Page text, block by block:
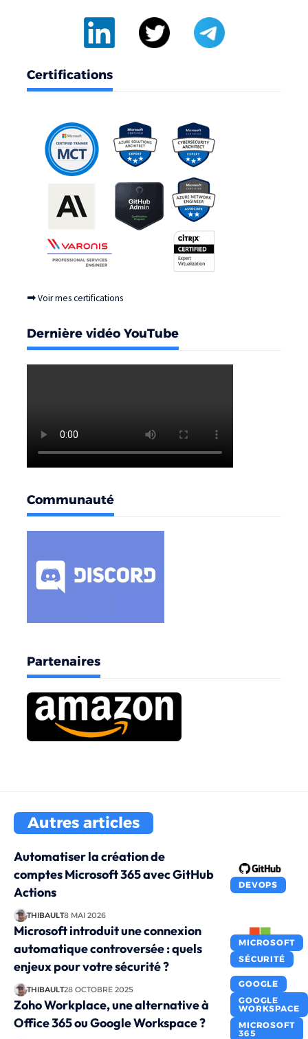
Certifications
➡Voir mes certifications
Dernière vidéo YouTube
Communauté
Partenaires
Autres articles
DEVOPS
Automatiser la création de
comptes Microsoft 365 avec GitHub
Actions
THIBAULT8 MAI 2026
MICROSOFT
SÉCURITÉ
Microsoft introduit une connexion
automatique controversée : quels
enjeux pour votre sécurité ?
THIBAULT28 OCTOBRE 2025
GOOGLE
GOOGLE
WORKSPACE
MICROSOFT
365
Zoho Workplace, une alternative à
Office 365 ou Google Workspace ?